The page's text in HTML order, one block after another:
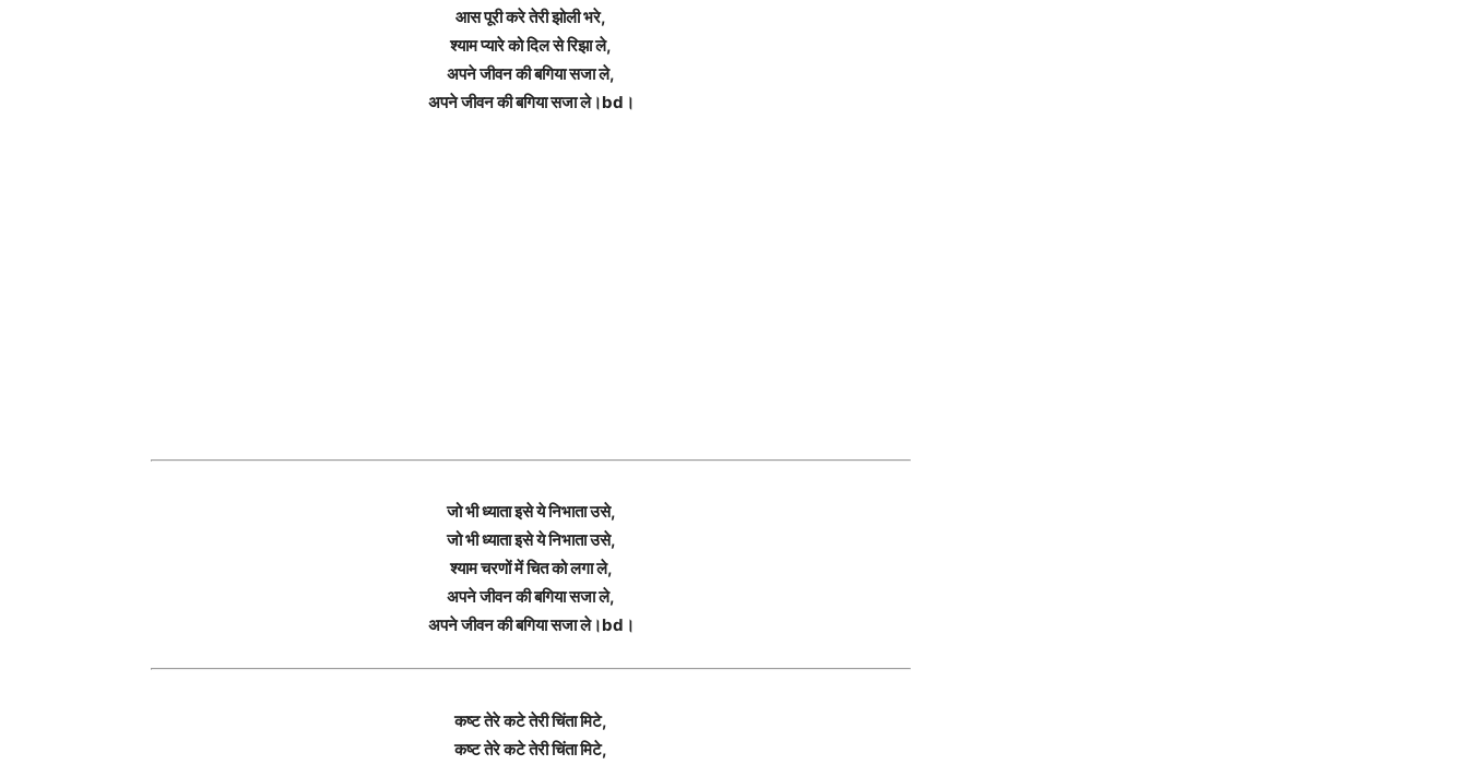
आस पूरी करे तेरी झोली भरे,
श्याम प्यारे को दिल से रिझा ले,
अपने जीवन की बगिया सजा ले,
अपने जीवन की बगिया सजा ले।bd।
जो भी ध्याता इसे ये निभाता उसे,
जो भी ध्याता इसे ये निभाता उसे,
श्याम चरणों में चित को लगा ले,
अपने जीवन की बगिया सजा ले,
अपने जीवन की बगिया सजा ले।bd।
कष्ट तेरे कटे तेरी चिंता मिटे,
कष्ट तेरे कटे तेरी चिंता मिटे,